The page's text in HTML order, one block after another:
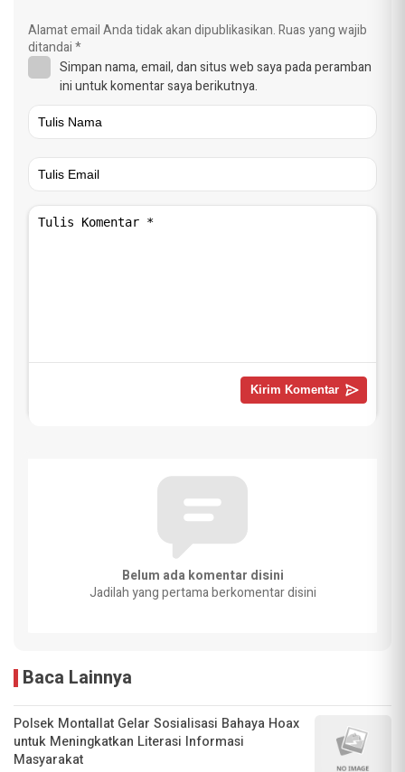
Alamat email Anda tidak akan dipublikasikan.Ruas yang wajib
ditandai*
Simpan nama, email, dan situs web saya pada peramban
ini untuk komentar saya berikutnya.
Belum ada komentar disini
Jadilah yang pertama berkomentar disini
Baca Lainnya
Polsek Montallat Gelar Sosialisasi Bahaya Hoax
untuk Meningkatkan Literasi Informasi
Masyarakat